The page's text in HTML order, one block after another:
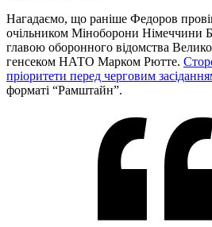
Нагадаємо, що раніше Федоров
очільником Міноборони Німеччини
главою оборонного відомства
генсеком НАТО Марком Рютте.
пріоритети перед черговим
форматі “Рамштайн”.